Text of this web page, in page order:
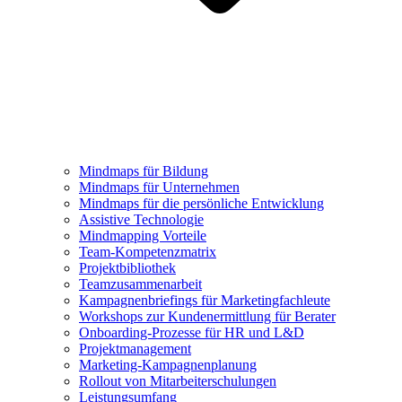
Mindmaps für Bildung
Mindmaps für Unternehmen
Mindmaps für die persönliche Entwicklung
Assistive Technologie
Mindmapping Vorteile
Team-Kompetenzmatrix
Projektbibliothek
Teamzusammenarbeit
Kampagnenbriefings für Marketingfachleute
Workshops zur Kundenermittlung für Berater
Onboarding-Prozesse für HR und L&D
Projektmanagement
Marketing-Kampagnenplanung
Rollout von Mitarbeiterschulungen
Leistungsumfang